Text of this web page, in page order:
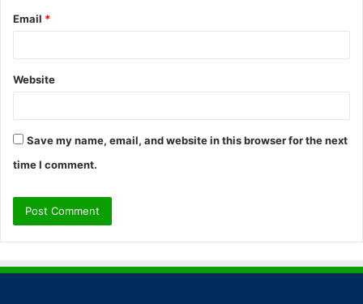
Email *
Website
Save my name, email, and website in this browser for the next
time I comment.